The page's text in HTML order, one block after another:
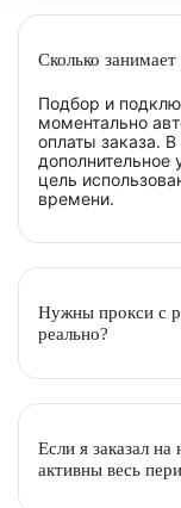
Сколько
Подбор и
моментально
оплаты заказа. В
дополнительное
цель
времени.
Нужны прокси с
реально?
Если я заказал
активны весь